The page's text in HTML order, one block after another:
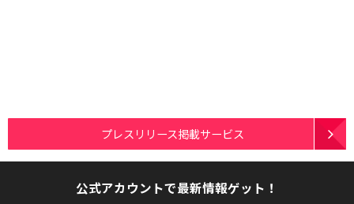
プレスリリース掲載サービス
公式アカウントで最新情報ゲット！